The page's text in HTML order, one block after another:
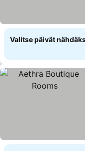
Valitse päivät